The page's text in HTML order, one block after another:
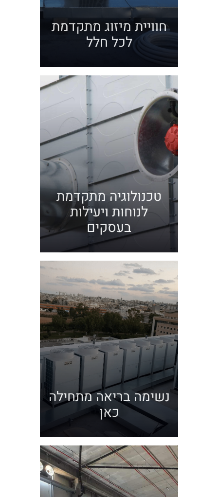
חוויית מיזוג מתקדמת
לכל חלל
טכנולוגיה מתקדמת
לנוחות ויעילות
בעסקים
נשימה בריאה מתחילה
כאן